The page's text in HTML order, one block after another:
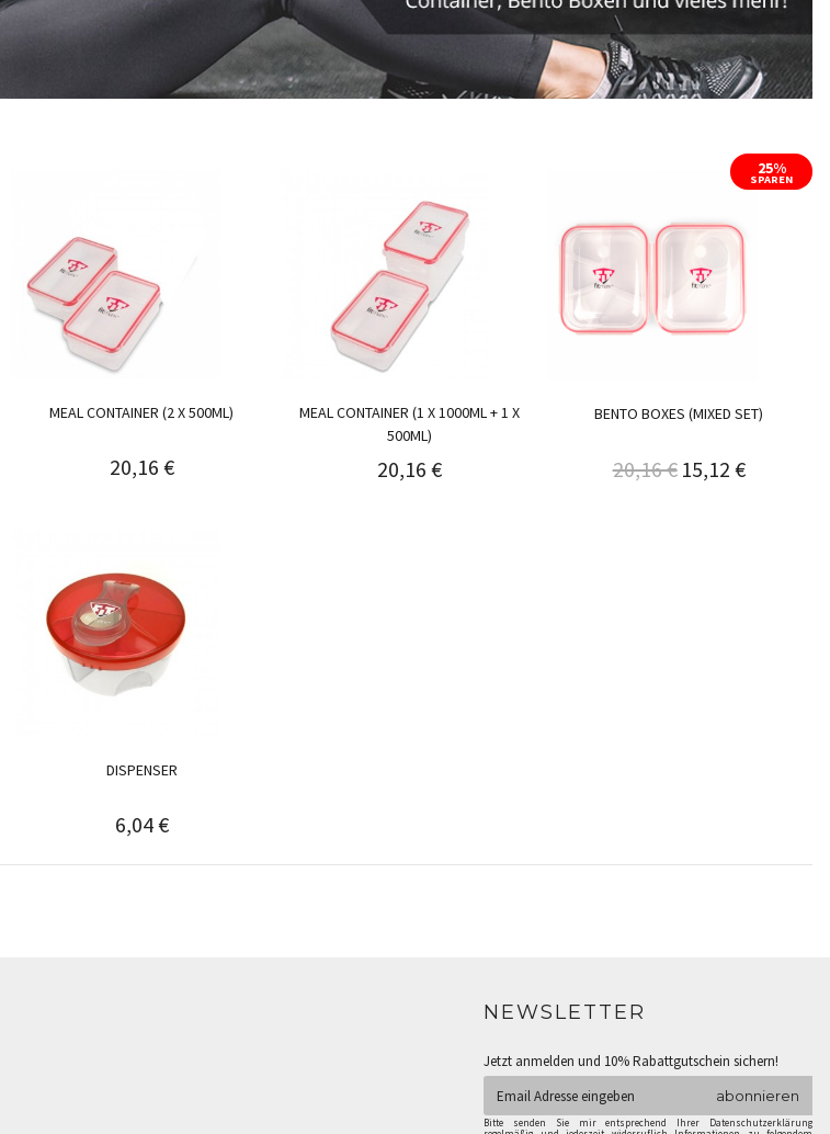
MEAL CONTAINER (2 X 500ML)
20,16 €
MEAL CONTAINER (1 X 1000ML + 1 X
500ML)
20,16 €
25%
SPAREN
BENTO BOXES (MIXED SET)
20,16 € 15,12 €
DISPENSER
6,04 €
NEWSLETTER
Jetzt anmelden und 10% Rabattgutschein sichern!
abonnieren
Bitte senden Sie mir entsprechend Ihrer Datenschutzerklärung